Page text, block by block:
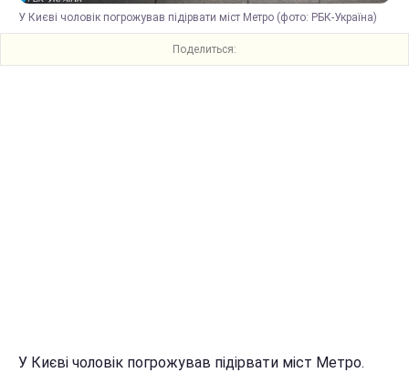
У Києві чоловік погрожував підірвати міст Метро (фото: РБК-Україна)
Поделиться:
У Києві чоловік погрожував підірвати міст Метро.